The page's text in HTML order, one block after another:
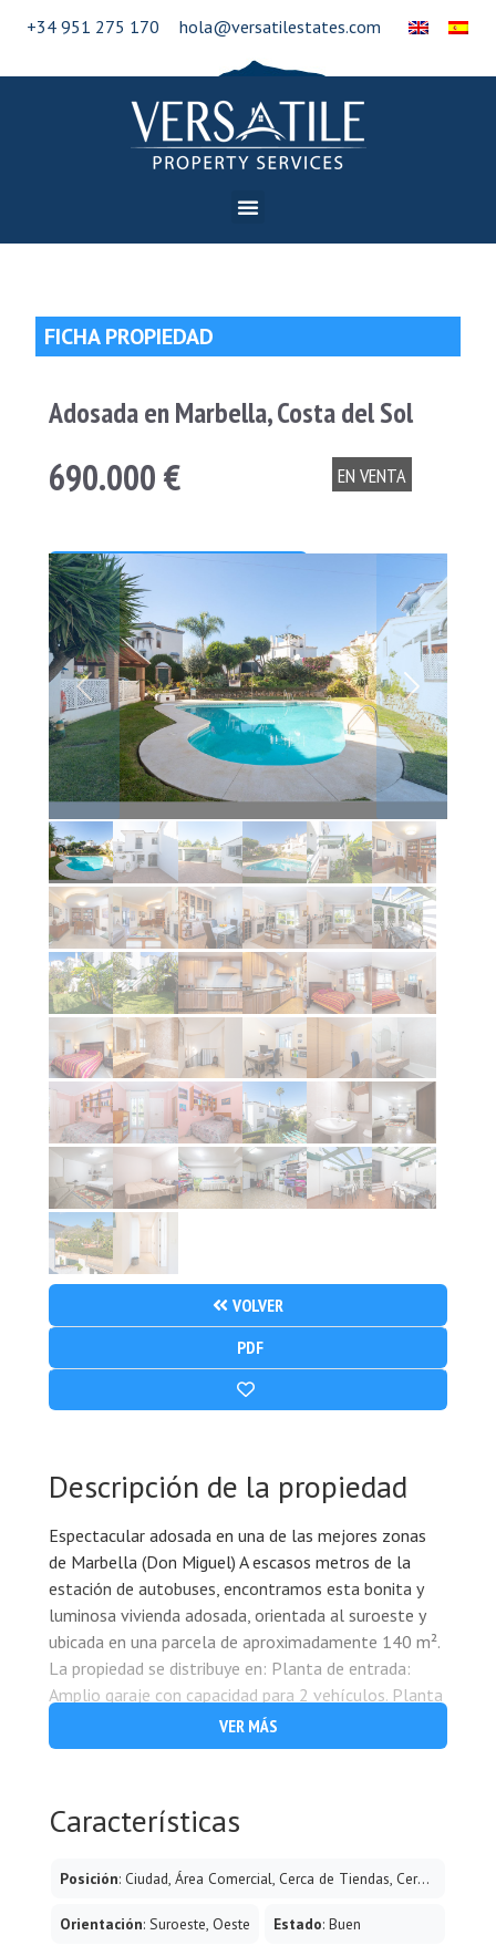
+34 951 275 170 hola@versatilestates.com
FICHA PROPIEDAD
Adosada en Marbella, Costa del Sol
690.000 € EN VENTA
VOLVER AL RESULTADO
Anterior Siguiente
VOLVER
PDF
Descripción de la propiedad
Espectacular adosada en una de las mejores zonas
de Marbella (Don Miguel) A escasos metros de la
estación de autobuses, encontramos esta bonita y
luminosa vivienda adosada, orientada al suroeste y
ubicada en una parcela de aproximadamente 140 m².
La propiedad se distribuye en: Planta de entrada:
Amplio garaje con capacidad para 2 vehículos. Planta
baja (62 m² + terraza y jardín): Cocina muy espaciosa
Zona de lavadero Aseo de cortesía Salón con acceso
escritura, con unos 70 m² adicionales, ideal para sala
(Actualmente hay un dormitorio con ventana, un
m²): 3 dormitorios exteriores 2 cuartos de baño
VER MÁS
Características
Posición: Ciudad, Área Comercial, Cerca de Tiendas, Cerca de Ciudad, Cerca de Colegios, Urbanización
Orientación: Suroeste, Oeste Estado: Buen